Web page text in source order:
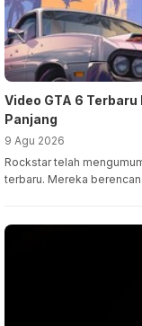
Video GTA 6
Panjang
9 Agu 2026
Rockstar telah
terbaru. Mereka